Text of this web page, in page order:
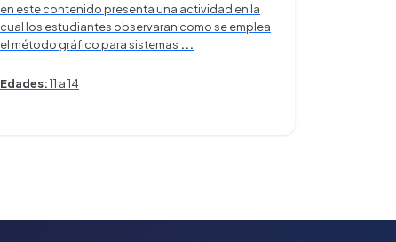
en este contenido presenta una actividad en la
cual los estudiantes observaran como se emplea
el método gráfico para sistemas ...
Edades:11 a 14